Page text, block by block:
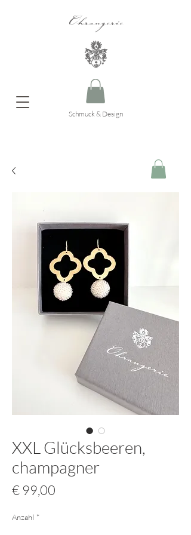
Ohrangerie
Schmuck & Design
XXL Glücksbeeren,
champagner
€ 99,00
Anzahl *